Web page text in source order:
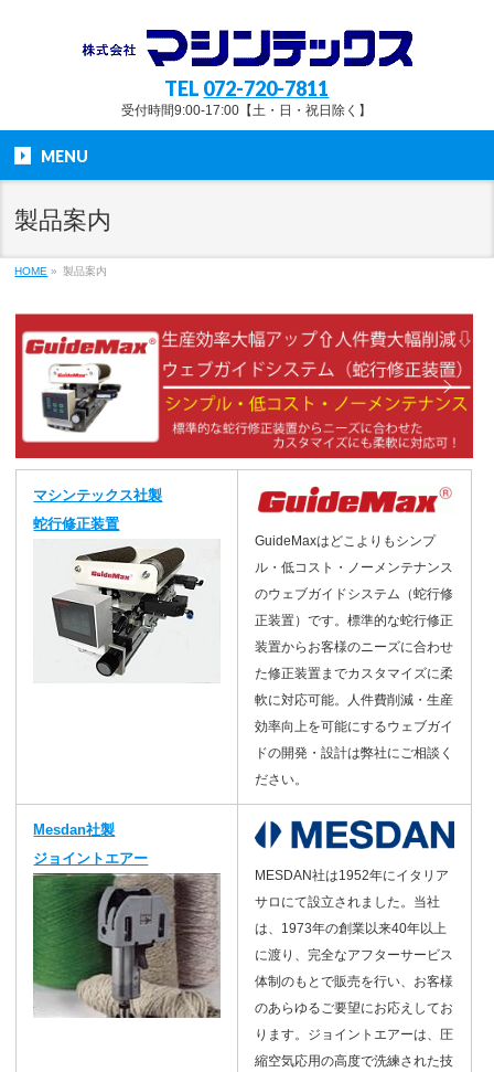
TEL 072-720-7811
受付時間9:00-17:00【土・日・祝日除く】
MENU
製品案内
HOME » 製品案内
マシンテックス社製
蛇行修正装置
GuideMaxはどこよりもシンプ
ル・低コスト・ノーメンテナンス
のウェブガイドシステム（蛇行修
正装置）です。標準的な蛇行修正
装置からお客様のニーズに合わせ
た修正装置までカスタマイズに柔
軟に対応可能。人件費削減・生産
効率向上を可能にするウェブガイ
ドの開発・設計は弊社にご相談く
ださい。
Mesdan社製
ジョイントエアー
MESDAN社は1952年にイタリア
サロにて設立されました。当社
は、1973年の創業以来40年以上
に渡り、完全なアフターサービス
体制のもとで販売を行い、お客様
のあらゆるご要望にお応えしてお
ります。ジョイントエアーは、圧
縮空気応用の高度で洗練された技